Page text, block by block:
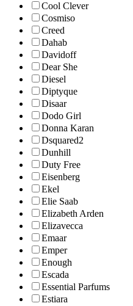
Cool Clever
Cosmiso
Creed
Dahab
Davidoff
Dear She
Diesel
Diptyque
Disaar
Dodo Girl
Donna Karan
Dsquared2
Dunhill
Duty Free
Eisenberg
Ekel
Elie Saab
Elizabeth Arden
Elizavecca
Emaar
Emper
Enough
Escada
Essential Parfums
Estiara